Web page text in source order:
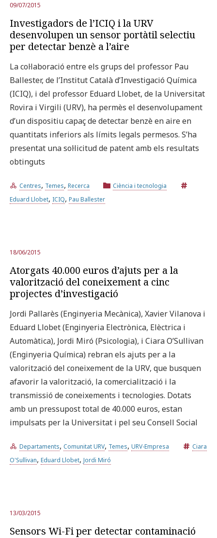
09/07/2015
Investigadors de l’ICIQ i la URV
desenvolupen un sensor portàtil selectiu
per detectar benzè a l’aire
La col·laboració entre els grups del professor Pau
Ballester, de l’Institut Català d’Investigació Química
(ICIQ), i del professor Eduard Llobet, de la Universitat
Rovira i Virgili (URV), ha permès el desenvolupament
d’un dispositiu capaç de detectar benzè en aire en
quantitats inferiors als límits legals permesos. S’ha
presentat una sol·licitud de patent amb els resultats
obtinguts
Centres, Temes, Recerca
Ciència i tecnologia
Eduard Llobet, ICIQ, Pau Ballester
18/06/2015
Atorgats 40.000 euros d’ajuts per a la
valorització del coneixement a cinc
projectes d’investigació
Jordi Pallarès (Enginyeria Mecànica), Xavier Vilanova i
Eduard Llobet (Enginyeria Electrònica, Elèctrica i
Automàtica), Jordi Miró (Psicologia), i Ciara O’Sullivan
(Enginyeria Química) rebran els ajuts per a la
valorització del coneixement de la URV, que busquen
afavorir la valorització, la comercialització i la
transmissió de coneixements i tecnologies. Dotats
amb un pressupost total de 40.000 euros, estan
impulsats per la Universitat i pel seu Consell Social
Departaments, Comunitat URV, Temes, URV-Empresa
Ciara
O'Sullivan, Eduard Llobet, Jordi Miró
13/03/2015
Sensors Wi-Fi per detectar contaminació